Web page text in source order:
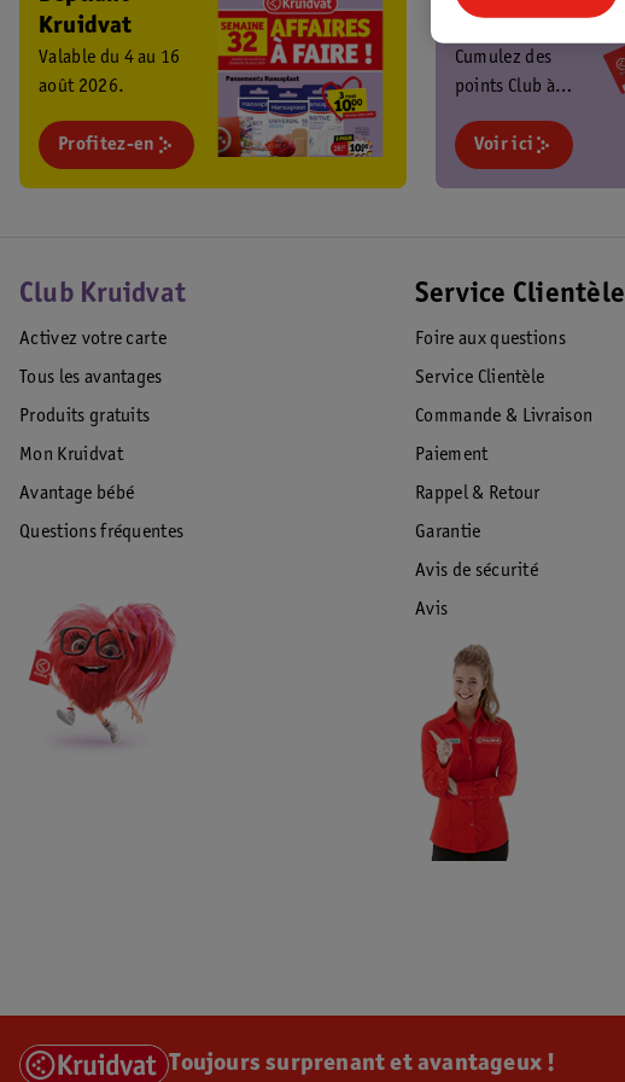
Kruidvat
Valable du 4 au 16
août 2026.
Profitez-en
Cumulez des
points Club à
profitez de
promos
Voir ici
Club Kruidvat
Activez votre carte
Tous les avantages
Produits gratuits
Mon Kruidvat
Avantage bébé
Questions fréquentes
Service Clientèle
Foire aux questions
Service Clientèle
Commande & Livraison
Paiement
Rappel & Retour
Garantie
Avis de sécurité
Avis
Toujours surprenant et avantageux !